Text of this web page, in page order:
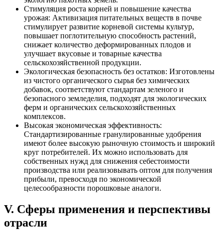
Стимуляция роста корней и повышение качества
урожая: Активизация питательных веществ в почве
стимулирует развитие корневой системы культур,
повышает поглотительную способность растений,
снижает количество деформированных плодов и
улучшает вкусовые и товарные качества
сельскохозяйственной продукции.
Экологическая безопасность без остатков: Изготовлены
из чистого органического сырья без химических
добавок, соответствуют стандартам зеленого и
безопасного земледелия, подходят для экологических
ферм и органических сельскохозяйственных
комплексов.
Высокая экономическая эффективность:
Стандартизированные гранулированные удобрения
имеют более высокую рыночную стоимость и широкий
круг потребителей. Их можно использовать для
собственных нужд для снижения себестоимости
производства или реализовывать оптом для получения
прибыли, превосходя по экономической
целесообразности порошковые аналоги.
V. Сферы применения и перспективы
отрасли